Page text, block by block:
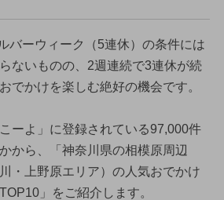
バーウィーク（5連休）の条件には
ないものの、2週連続で3連休が続
でかけを楽しむ絶好の機会です。
ーよ」に登録されている97,000件
から、「神奈川県の相模原周辺
・上野原エリア）の人気おでかけ
」をご紹介します。